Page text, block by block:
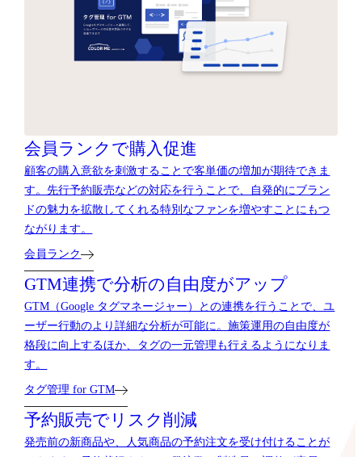
会員ランクで購入促進
顧客の購入意欲を刺激することで客単価の増加が期待できま
す。先行予約販売などの対応を行うことで、自発的にブラン
ドの魅力を拡散してくれる特別なファンを増やすことにもつ
ながります。
会員ランク
GTM連携で分析の自由度がアップ
GTM（Google タグマネージャー）との連携を行うことで、ユ
ーザー行動のより詳細な分析が可能に。施策運用の自由度が
格段に向上するほか、タグの一元管理も行えるようになりま
す。
タグ管理 for GTM
予約販売でリスク削減
発売前の新商品や、人気商品の予約注文を受け付けることが